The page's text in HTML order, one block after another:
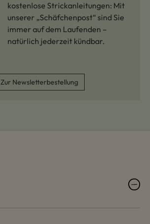
kostenlose Strickanleitungen: Mit
unserer „Schäfchenpost“ sind Sie
immer auf dem Laufenden –
natürlich jederzeit kündbar.
Zur Newsletterbestellung